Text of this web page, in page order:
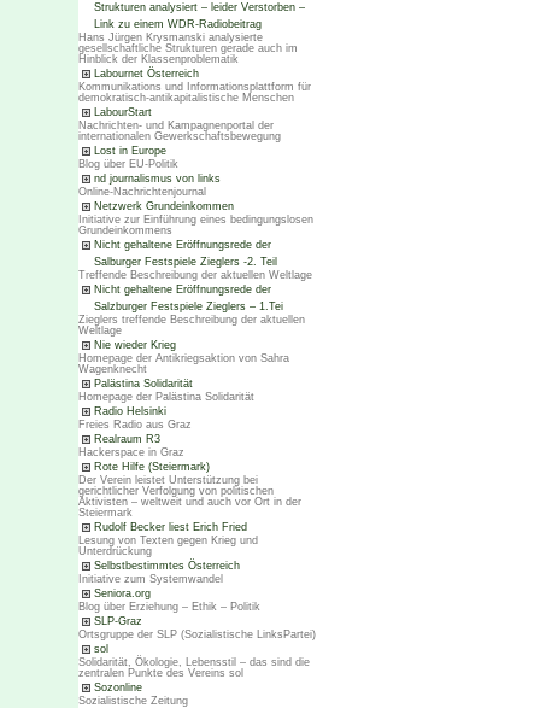
Strukturen analysiert – leider Verstorben –
Link zu einem WDR-Radiobeitrag
Hans Jürgen Krysmanski analysierte
gesellschaftliche Strukturen gerade auch im
Hinblick der Klassenproblematik
Labournet Österreich
Kommunikations und Informationsplattform für
demokratisch-antikapitalistische Menschen
LabourStart
Nachrichten- und Kampagnenportal der
internationalen Gewerkschaftsbewegung
Lost in Europe
Blog über EU-Politik
nd journalismus von links
Online-Nachrichtenjournal
Netzwerk Grundeinkommen
Initiative zur Einführung eines bedingungslosen
Grundeinkommens
Nicht gehaltene Eröffnungsrede der
Salburger Festspiele Zieglers -2. Teil
Treffende Beschreibung der aktuellen Weltlage
Nicht gehaltene Eröffnungsrede der
Salzburger Festspiele Zieglers – 1.Tei
Zieglers treffende Beschreibung der aktuellen
Weltlage
Nie wieder Krieg
Homepage der Antikriegsaktion von Sahra
Wagenknecht
Palästina Solidarität
Homepage der Palästina Solidarität
Radio Helsinki
Freies Radio aus Graz
Realraum R3
Hackerspace in Graz
Rote Hilfe (Steiermark)
Der Verein leistet Unterstützung bei
gerichtlicher Verfolgung von politischen
Aktivisten – weltweit und auch vor Ort in der
Steiermark
Rudolf Becker liest Erich Fried
Lesung von Texten gegen Krieg und
Unterdrückung
Selbstbestimmtes Österreich
Initiative zum Systemwandel
Seniora.org
Blog über Erziehung – Ethik – Politik
SLP-Graz
Ortsgruppe der SLP (Sozialistische LinksPartei)
sol
Solidarität, Ökologie, Lebensstil – das sind die
zentralen Punkte des Vereins sol
Sozonline
Sozialistische Zeitung